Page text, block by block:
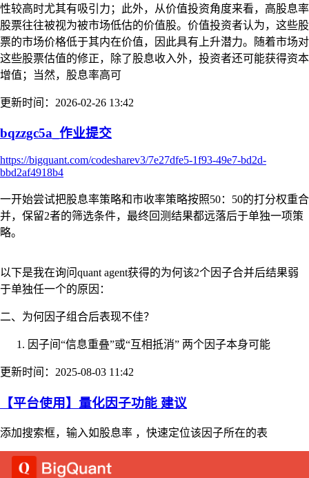
性较高时尤其有吸引力；此外，从价值投资角度来看，高股息率
股票往往被视为被市场低估的价值股。价值投资者认为，这些股
票的市场价格低于其内在价值，因此具有上升潜力。随着市场对
这些股票估值的修正，除了股息收入外，投资者还可能获得资本
增值；当然，股息率高可
更新时间：2026-02-26 13:42
bqzzgc5a_作业提交
https://bigquant.com/codesharev3/7e27dfe5-1f93-49e7-bd2d-
bbd2af4918b4
一开始尝试把股息率策略和市收率策略按照50：50的打分权重合
并，保留2者的筛选条件，最终回测结果都远落后于单独一项策
略。
以下是我在询问quant agent获得的为何该2个因子合并后结果弱
于单独任一个的原因：
二、为何因子组合后表现不佳？
因子间“信息重叠”或“互相抵消” 两个因子本身可能
更新时间：2025-08-03 11:42
【平台使用】量化因子功能 建议
添加搜索框，输入如股息率 ，快速定位该因子所在的表